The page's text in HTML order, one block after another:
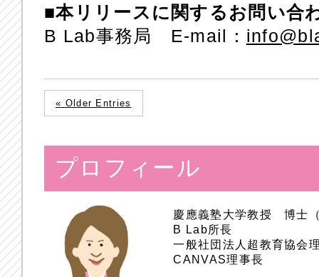
■本リリースに関するお問い合
B Lab事務局 E-mail：
« Older Entries
プロフィール
慶應義塾大学教授 博士
B Lab所長
一般社団法人超教育協会
CANVAS理事長